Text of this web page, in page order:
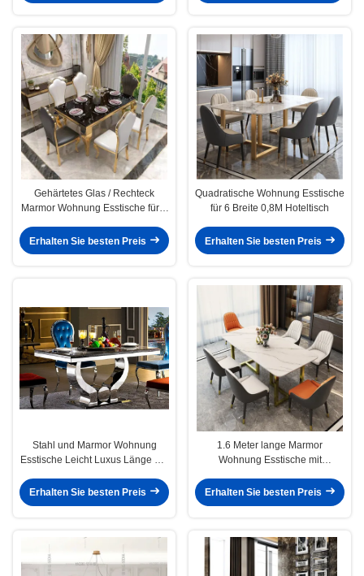
Gehärtetes Glas / Rechteck
Marmor Wohnung Esstische für 6
Erhalten Sie besten Preis
Quadratische Wohnung Esstische
für 6 Breite 0,8M Hoteltisch
Erhalten Sie besten Preis
Stahl und Marmor Wohnung
Esstische Leicht Luxus Länge 1,6
Erhalten Sie besten Preis
1.6 Meter lange Marmor
Wohnung Esstische mit
Erhalten Sie besten Preis